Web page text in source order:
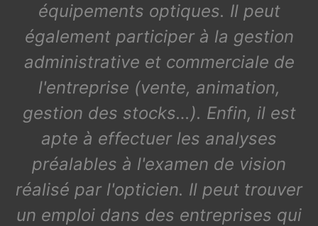
équipements optiques. Il peut
également participer à la gestion
administrative et commerciale de
l'entreprise (vente, animation,
gestion des stocks…). Enfin, il est
apte à effectuer les analyses
préalables à l'examen de vision
réalisé par l'opticien. Il peut trouver
un emploi dans des entreprises qui